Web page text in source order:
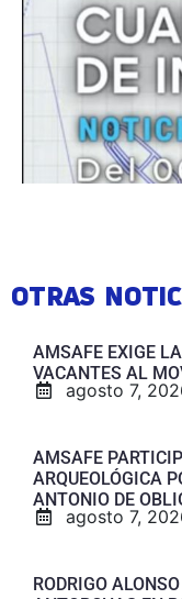
OTRAS
AMSAFE EXIGE
VACANTES AL
agosto 7,
AMSAFE
ARQUEOLÓGICA
ANTONIO DE
agosto 7,
RODRIGO